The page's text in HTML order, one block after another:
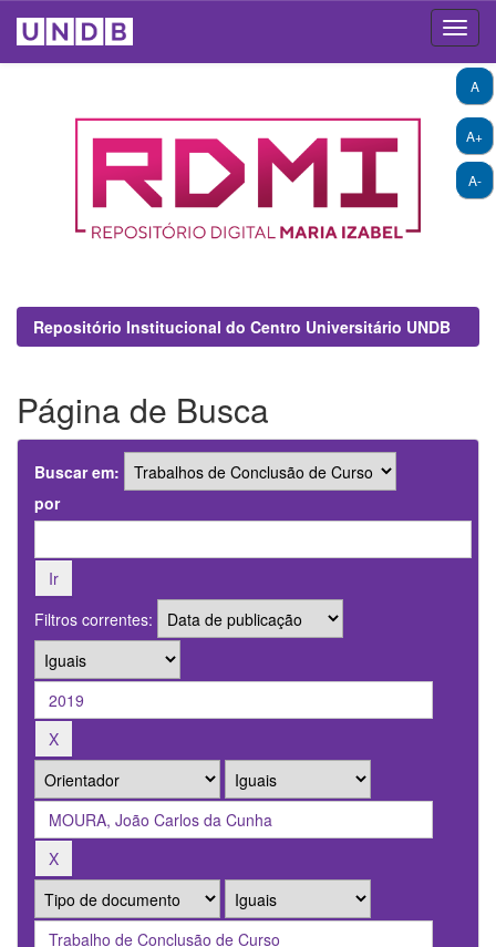
A+
A-
A
Repositório Institucional do Centro Universitário UNDB
Página de Busca
Buscar em:
por
Filtros correntes: